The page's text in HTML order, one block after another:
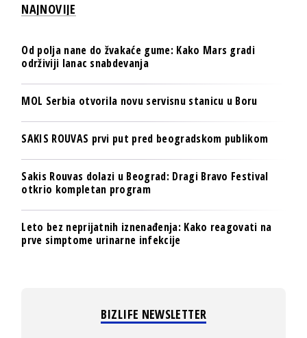
NAJNOVIJE
Od polja nane do žvakaće gume: Kako Mars gradi
održiviji lanac snabdevanja
MOL Serbia otvorila novu servisnu stanicu u Boru
SAKIS ROUVAS prvi put pred beogradskom publikom
Sakis Rouvas dolazi u Beograd: Dragi Bravo Festival
otkrio kompletan program
Leto bez neprijatnih iznenađenja: Kako reagovati na
prve simptome urinarne infekcije
BIZLIFE NEWSLETTER